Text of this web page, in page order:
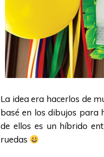
La idea era hacerlos de
basé en los dibujos para
de ellos es un híbrido
ruedas